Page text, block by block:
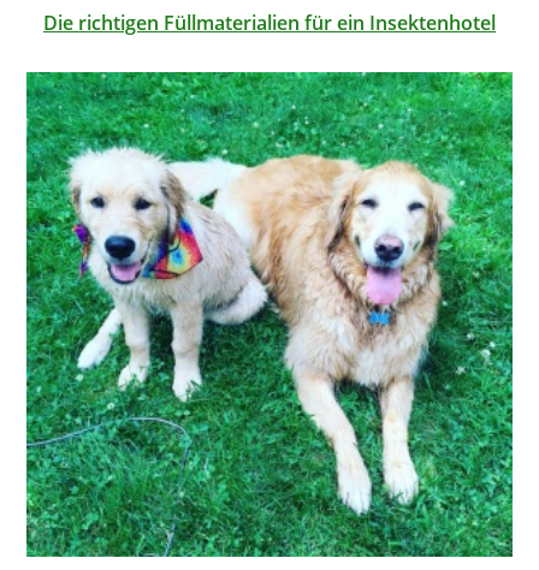
Die richtigen Füllmaterialien für ein Insektenhotel